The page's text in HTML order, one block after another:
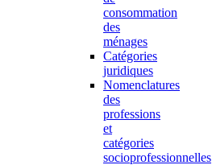
consommation
des
ménages
Catégories
juridiques
Nomenclatures
des
professions
et
catégories
socioprofessionnelles